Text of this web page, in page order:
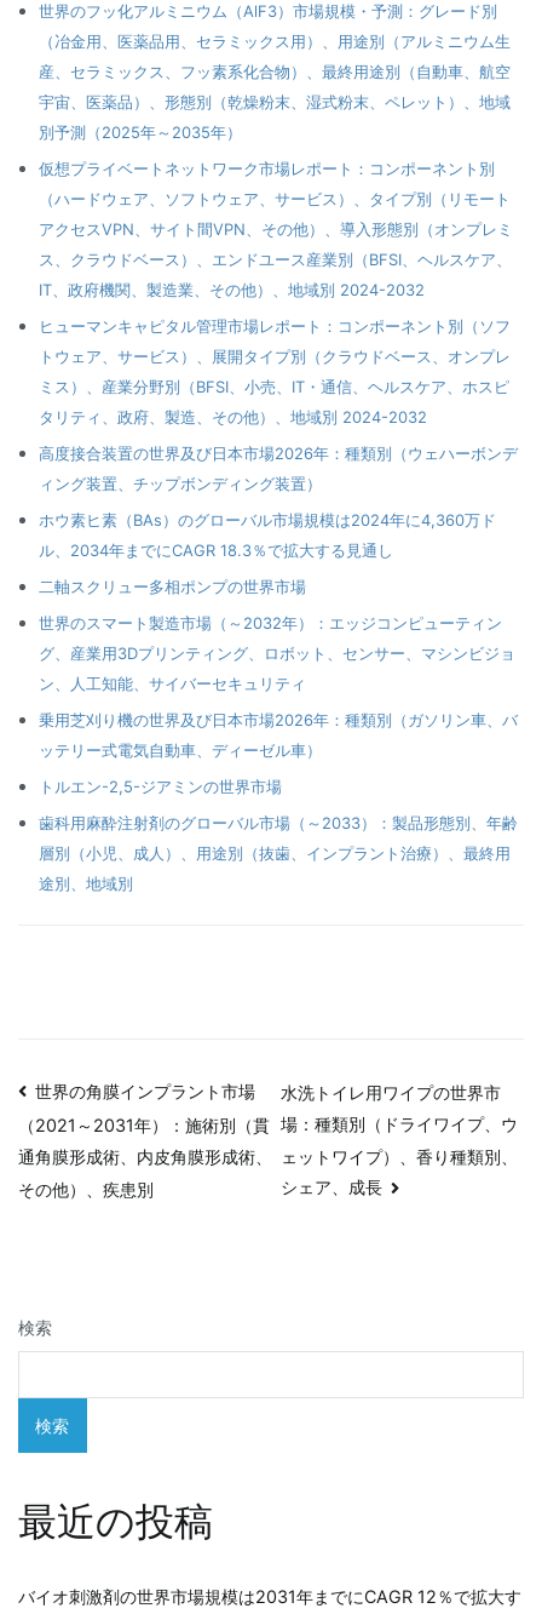
世界のフッ化アルミニウム（AlF3）市場規模・予測：グレード別
（冶金用、医薬品用、セラミックス用）、用途別（アルミニウム生
産、セラミックス、フッ素系化合物）、最終用途別（自動車、航空
宇宙、医薬品）、形態別（乾燥粉末、湿式粉末、ペレット）、地域
別予測（2025年～2035年）
仮想プライベートネットワーク市場レポート：コンポーネント別
（ハードウェア、ソフトウェア、サービス）、タイプ別（リモート
アクセスVPN、サイト間VPN、その他）、導入形態別（オンプレミ
ス、クラウドベース）、エンドユース産業別（BFSI、ヘルスケア、
IT、政府機関、製造業、その他）、地域別 2024-2032
ヒューマンキャピタル管理市場レポート：コンポーネント別（ソフ
トウェア、サービス）、展開タイプ別（クラウドベース、オンプレ
ミス）、産業分野別（BFSI、小売、IT・通信、ヘルスケア、ホスピ
タリティ、政府、製造、その他）、地域別 2024-2032
高度接合装置の世界及び日本市場2026年：種類別（ウェハーボンデ
ィング装置、チップボンディング装置）
ホウ素ヒ素（BAs）のグローバル市場規模は2024年に4,360万ド
ル、2034年までにCAGR 18.3％で拡大する見通し
二軸スクリュー多相ポンプの世界市場
世界のスマート製造市場（～2032年）：エッジコンピューティン
グ、産業用3Dプリンティング、ロボット、センサー、マシンビジョ
ン、人工知能、サイバーセキュリティ
乗用芝刈り機の世界及び日本市場2026年：種類別（ガソリン車、バ
ッテリー式電気自動車、ディーゼル車）
トルエン-2,5-ジアミンの世界市場
歯科用麻酔注射剤のグローバル市場（～2033）：製品形態別、年齢
層別（小児、成人）、用途別（抜歯、インプラント治療）、最終用
途別、地域別
投
稿
ナ
ー
シ
ョ
ン
世界の角膜インプラント市場
（2021～2031年）：施術別（貫
通角膜形成術、内皮角膜形成術、
その他）、疾患別
水洗トイレ用ワイプの世界市
場：種類別（ドライワイプ、ウ
ェットワイプ）、香り種類別、
シェア、成長
検索
検索
最近の投稿
バイオ刺激剤の世界市場規模は2031年までにCAGR 12％で拡大す